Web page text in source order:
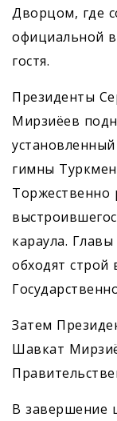
Дворцом, где
официальной
гостя.
Президенты
Мирзиёев
гимны
Торжественно
караула.
обходят
Затем
Шавкат
В завершение